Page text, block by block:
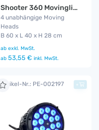
Shooter 360 Movinglight
4 unabhängige Moving
Heads
B 60 x L 40 x H 28 cm
ab exkl. MwSt.
ab 53,55 € inkl. MwSt.
Artikel-Nr.: PE-002197 +